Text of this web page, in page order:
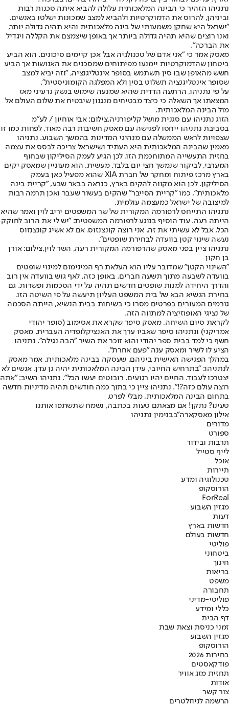
נתניהו הזהיר כי הבינה המלאכותית עלולה להביא איתה סכנות רבות
וביניהן, להרוס את הדמוקרטיות ולהביא למצב שמכונות ישלטו באנשים.
"ישראל היא שחקן משמעותי של בינה מלאכותית והיא תהיה גדולה יותר,
ואנו רוצים שהיא תהיה גדולה ביותר אך באופן שיצמצם את הקללה ויגדיל
את הברכה".
מאסק אמר כי "אני אדם של טכנולגיה אבל אכן קיימים סיכונים. הוא הביע
ביטחון שהדמוקרטיות יימנעו מפיתוחים שמסכנים את האנושות אך הביע
חשש מהאופן שבו סין תשתמש בסופר אינטליגנציה, "וזה יביא למצב
שסופר אינטליגנציה תשלוט בסין ולא המפלגה הקומוניסטית".
על פי נתניהו, הרתעה הדדית שהיא שמנעה שימוש בנשק גרעיני מאז
המצאתו אך השאלה כי כיצד מבטיחים מנגנון שיבטיח את שלום העולם אל
מול הבינה המלאכותית.
הזוג נתניהו עם סגנית מושל קליפורניה,צילום: אבי אוחיון / לע״מ
בסביבת נתניהו ייחסו לפגישה עם מאסק חשיבות רבה מאוד, לפחות כמו זו
שצפויות לראש הממשלה עם מנהיגי המדינות בהמשך השבוע. נתניהו
מאמין שהבינה המלאכותית היא העתיד ושישראל צריכה לבסס את עצמה
בחזית התעשייה המתוחכמת הזו. לכן הגיע לעמק הסיליקון שבחוף
המערבי, לביקור שנמשך חצי יום בלבד. מעשית, הוא מעוניין שמאסק יקים
בארץ מרכז פיתוח ומחקר של חברת XIA שהוא מפעיל כאן בעמק
הסיליקון. לכן הוא מקווה להקים בארץ, כנראה בבאר שבע, "קריית בינה
מלאכותית", כמו "קריית הסייבר" שהקים בעשור שעבר ואכן תרמה רבות
למיצובה של ישראל כמעצמה עולמית.
נתניהו התייחס לרפורמה המקורית של שר המשפטים יריב לוין ואמר שהיא
הייתה רעה. עוד הוסיף בנוגע לרפורמה המשפטית: "יש לי את הרוב לחוקק
הכל, אבל לא עשיתי את זה. אני רוצה קונצנזוס. אם לא אשיג קונצנזוס
נעשה שינוי קטן בוועדה לבחירת שופטים".
נתניהו ציין בפני מאסק שהרפורמה המקורית רעה, השר לוין,צילום: אורן
בן חקון
״השינוי הקטן״ שמדובר עליו הוא העלאת רף המינימום למינוי שופטים
בוועדה לשבעה מתוך תשעה חברים. באופן כזה, לאף גוש בוועדה אין רוב
והדרך היחידה למנות שופטים חדשים תהיה על ידי הסכמות ופשרות. גם
בחירת הנשיא הבא של בית המשפט העליון תיעשה על פי השיטה הזו.
גורמים המעורים בפרטים מסרו כי בשיחות בבית הנשיא, הייתה הסכמה
של נציגי האופוזיציה למתווה הזה.
לקראת סיום השיחה, מאסק סיפר שקרא את אסימוב (סופר יהודי
אמריקני) ונתניהו סיפר שאביו ערך את האנציקלופדיה העברית. מאסק
חשף כי למד בבית ספר יהודי והוא זוכר את השיר "הבה נגילה". נתניהו
הציע לו לשיר ומאסק ענה "פעם אחרת".
במהלך הפגישה האישית ביניהם, שעסקה בבינה מלאכותית, אמר מאסק
לנתניהו: ״בתרחיש החיובי, עידן הבינה המלאכותית יהיה גן עדן. אנשים לא
יצטרכו לעבוד. החיים יהיו רגועים. רובוטים יעשו הכל״. נתניהו השיב: ״אתה
רוצה עולם כזה?!״. נתניהו ציין כי בתוך כמה חודשים תהיה מדיניות חדשה
בתחום הבינה המלאכותית, מבלי לפרט.
טעינו? נתקן! אם מצאתם טעות בכתבה, נשמח שתשתפו אותנו
אילון מאסקארה"בבנימין נתניהו
מדורים
ספורט
תרבות ובידור
לייף סטייל
אוכל
תיירות
טכנולוגיה ומדע
הורוסקופ
ForReal
מגזין השבוע
דעות
חדשות בארץ
חדשות בעולם
פוליטי
ביטחוני
חינוך
בריאות
משפט
תחבורה
פוליטי-מדיני
כללי ומידע
דף הבית
זמני כניסת וצאת שבת
מגזין השבוע
הורוסקופ
בחירות 2026
פודקאסטים
תחזית מזג אוויר
אודות
צור קשר
הרשמה לניוזלטרים